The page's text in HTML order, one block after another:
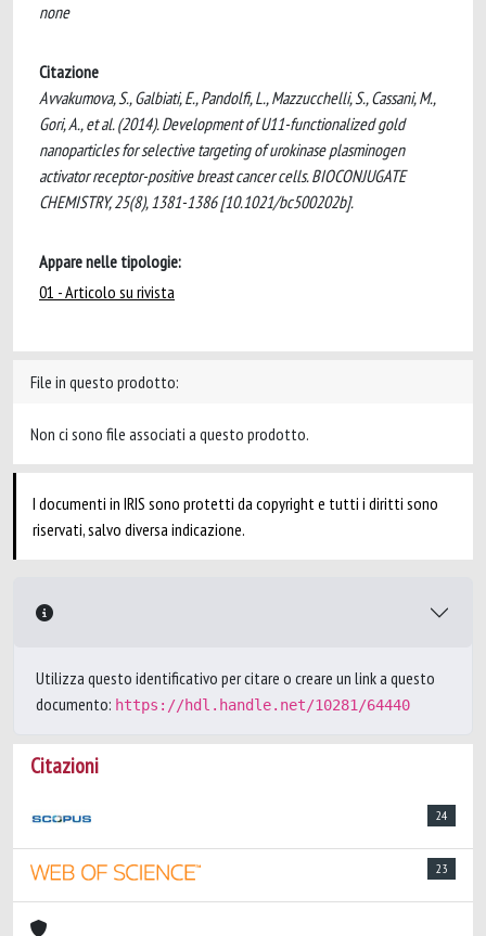
none
Citazione
Avvakumova, S., Galbiati, E., Pandolfi, L., Mazzucchelli, S., Cassani, M.,
Gori, A., et al. (2014). Development of U11-functionalized gold
nanoparticles for selective targeting of urokinase plasminogen
activator receptor-positive breast cancer cells. BIOCONJUGATE
CHEMISTRY, 25(8), 1381-1386 [10.1021/bc500202b].
Appare nelle tipologie:
01 - Articolo su rivista
File in questo prodotto:
Non ci sono file associati a questo prodotto.
I documenti in IRIS sono protetti da copyright e tutti i diritti sono
riservati, salvo diversa indicazione.
Utilizza questo identificativo per citare o creare un link a questo
documento: https://hdl.handle.net/10281/64440
Citazioni
24
23